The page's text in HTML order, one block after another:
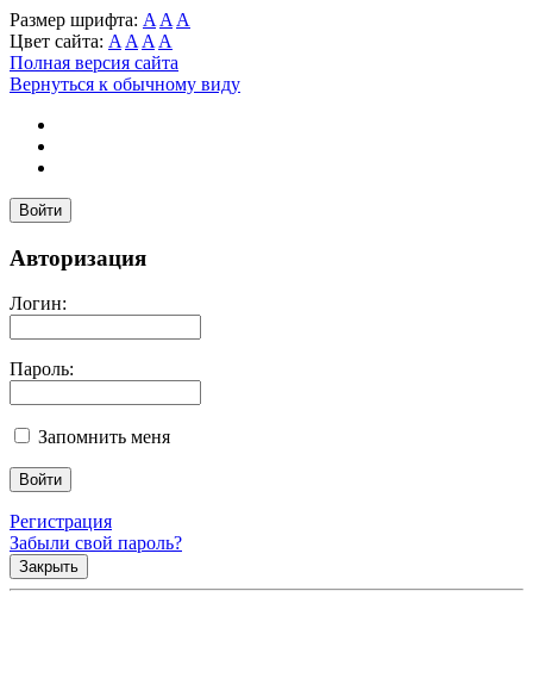
Размер шрифта: A A A
Цвет сайта: A A A A
Полная версия сайта
Вернуться к обычному виду
Войти
Авторизация
Логин:
Пароль:
Запомнить меня
Регистрация
Забыли свой пароль?
Закрыть